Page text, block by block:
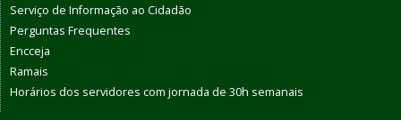
Serviço de Informação ao Cidadão
Perguntas Frequentes
Encceja
Ramais
Horários dos servidores com jornada de 30h semanais